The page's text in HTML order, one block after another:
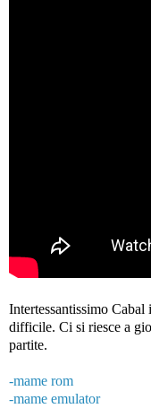
Intertessantissimo
difficile. Ci si riesce a
partite.
-mame rom
-mame emulator